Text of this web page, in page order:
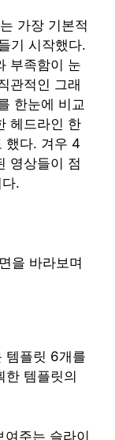
가장 기본적
기 시작했다.
부족함이 눈
관적인 그래
한눈에 비교
헤드라인 한
했다. 겨우 4
영상들이 점
.
템플릿 6개를
한 템플릿의
여주는 슬라이